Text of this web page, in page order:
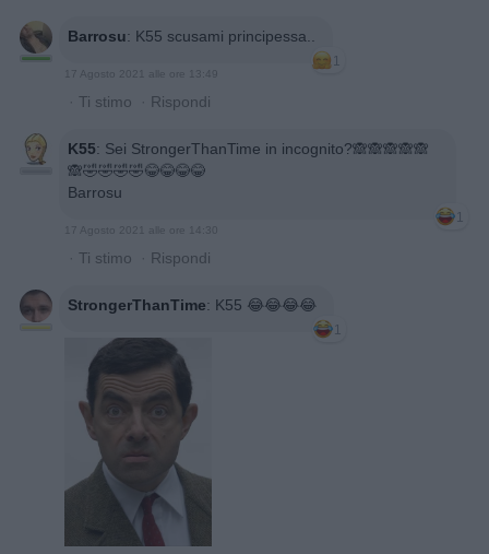
Barrosu: K55 scusami principessa..
1
17 Agosto 2021 alle ore 13:49
· Ti stimo · Rispondi
K55: Sei StrongerThanTime in incognito?🙈🙈🙈🙈🙈
🙈🤣🤣🤣🤣😂😂😂😂
Barrosu
1
17 Agosto 2021 alle ore 14:30
· Ti stimo · Rispondi
StrongerThanTime: K55 😂😂😂😂
1